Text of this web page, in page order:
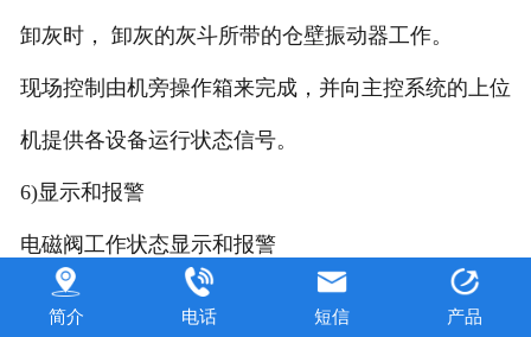
卸灰时， 卸灰的灰斗所带的仓壁振动器工作。
现场控制由机旁操作箱来完成，并向主控系统的上位
机提供各设备运行状态信号。
6)显示和报警
电磁阀工作状态显示和报警
提升阀工作状态显示和报警
简介 电话 短信 产品